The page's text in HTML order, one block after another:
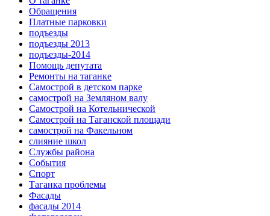
Обращения
Платные парковки
подъезды
подъезды 2013
подъезды-2014
Помощь депутата
Ремонты на таганке
Самострой в детском парке
самострой на Земляном валу
Самострой на Котельнической
Самострой на Таганской площади
самострой на Факельном
слияние школ
Службы района
События
Спорт
Таганка проблемы
Фасады
фасады 2014